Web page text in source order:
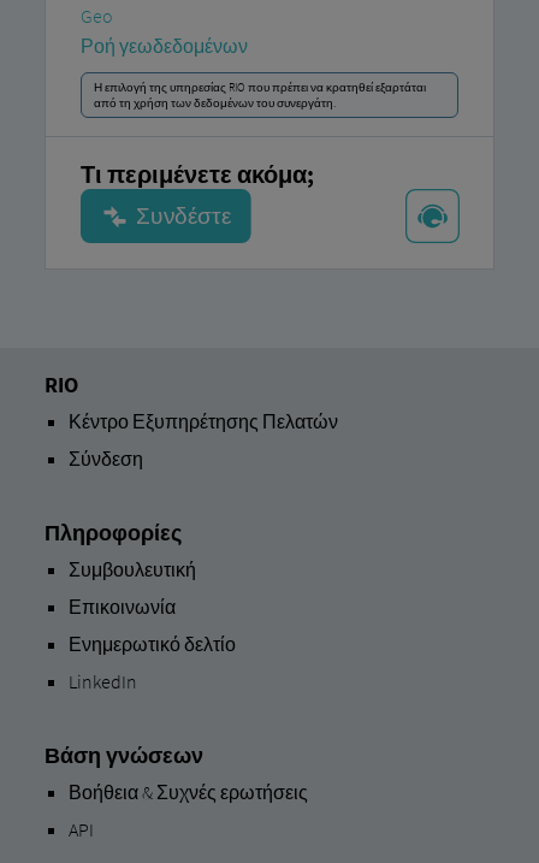
Geo
Ροή γεωδεδομένων
Η επιλογή της υπηρεσίας RIO που πρέπει να κρατηθεί εξαρτάται
από τη χρήση των δεδομένων του συνεργάτη.
Τι περιμένετε ακόμα;
RIO
Κέντρο Εξυπηρέτησης Πελατών
Σύνδεση
Πληροφορίες
Συμβουλευτική
Επικοινωνία
Ενημερωτικό δελτίο
LinkedIn
Βάση γνώσεων
Βοήθεια & Συχνές ερωτήσεις
API